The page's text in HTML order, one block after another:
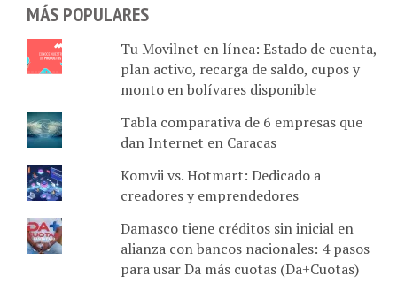
MÁS POPULARES
Tu Movilnet en línea: Estado de cuenta,
plan activo, recarga de saldo, cupos y
monto en bolívares disponible
Tabla comparativa de 6 empresas que
dan Internet en Caracas
Komvii vs. Hotmart: Dedicado a
creadores y emprendedores
Damasco tiene créditos sin inicial en
alianza con bancos nacionales: 4 pasos
para usar Da más cuotas (Da+Cuotas)